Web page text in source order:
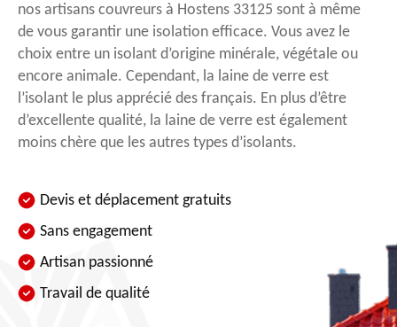
nos artisans couvreurs à Hostens 33125 sont à même
de vous garantir une isolation efficace. Vous avez le
choix entre un isolant d’origine minérale, végétale ou
encore animale. Cependant, la laine de verre est
l’isolant le plus apprécié des français. En plus d’être
d’excellente qualité, la laine de verre est également
moins chère que les autres types d’isolants.
Devis et déplacement gratuits
Sans engagement
Artisan passionné
Travail de qualité